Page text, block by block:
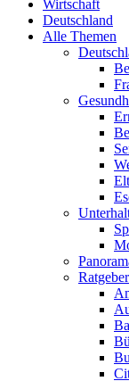
Wirtschaft
Deutschland
Alle Themen
Ratgeber